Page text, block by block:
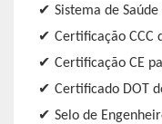
✔ Sistema de
✔ Certificação CCC
✔ Certificação CE
✔ Certificado DOT
✔ Selo de